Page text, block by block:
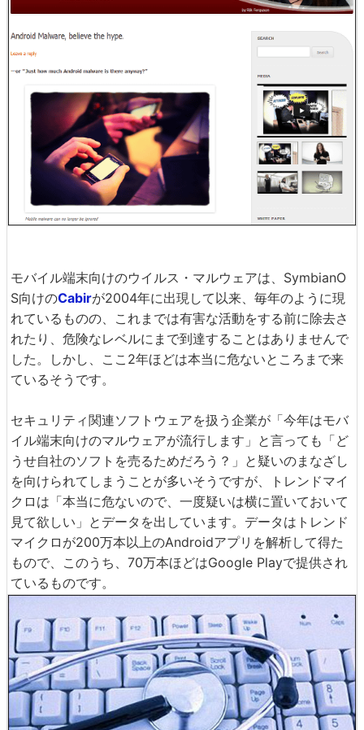
モバイル端末向けのウイルス・マルウェアは、SymbianO
S向けのCabirが2004年に出現して以来、毎年のように現
れているものの、これまでは有害な活動をする前に除去さ
れたり、危険なレベルにまで到達することはありませんで
した。しかし、ここ2年ほどは本当に危ないところまで来
ているそうです。
セキュリティ関連ソフトウェアを扱う企業が「今年はモバ
イル端末向けのマルウェアが流行します」と言っても「ど
うせ自社のソフトを売るためだろう？」と疑いのまなざし
を向けられてしまうことが多いそうですが、トレンドマイ
クロは「本当に危ないので、一度疑いは横に置いておいて
見て欲しい」とデータを出しています。データはトレンド
マイクロが200万本以上のAndroidアプリを解析して得た
もので、このうち、70万本ほどはGoogle Playで提供され
ているものです。